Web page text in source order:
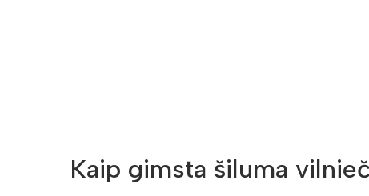
Kaip gimsta šiluma